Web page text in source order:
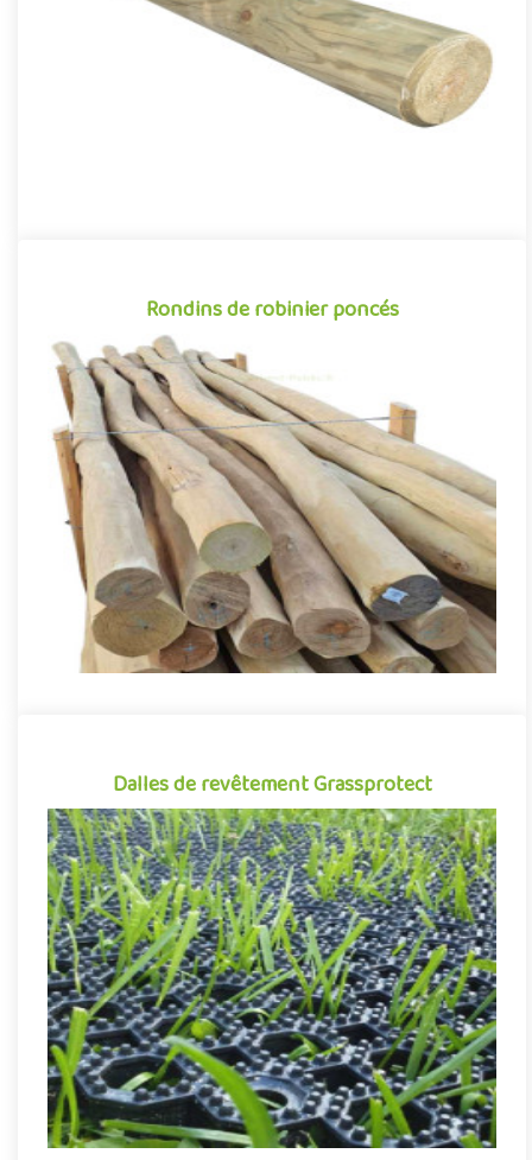
mul..
Rondins de robinier poncés
Rondins de robinier poncés
Utilisés comme poteaux, traverses ou autres éléments de
construction en bois, les rondins de robinier s’adaptent à une
multit..
Offre partenaire
Dalles de revêtement Grassprotect
Dalles de revêtement Grassprotect
GRASSPROTECT est un revêtement de sol sous forme de dalles
alvéolées spécialement conçues pour la création de parkings
végéta..
Indiquez la surface en m²